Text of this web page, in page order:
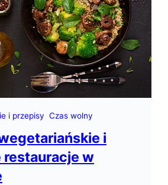
i przepisy Czas wolny
i
w